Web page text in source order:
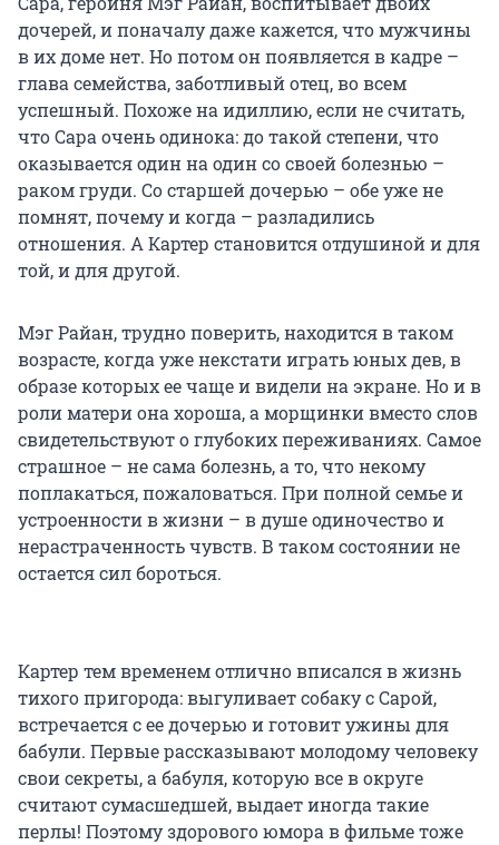
дочерей, и поначалу даже кажется, что мужчины
в их доме нет. Но потом он появляется в кадре –
глава семейства, заботливый отец, во всем
успешный. Похоже на идиллию, если не считать,
что Сара очень одинока: до такой степени, что
оказывается один на один со своей болезнью –
раком груди. Со старшей дочерью – обе уже не
помнят, почему и когда – разладились
отношения. А Картер становится отдушиной и для
той, и для другой.
Мэг Райан, трудно поверить, находится в таком
возрасте, когда уже некстати играть юных дев, в
образе которых ее чаще и видели на экране. Но и в
роли матери она хороша, а морщинки вместо слов
свидетельствуют о глубоких переживаниях. Самое
страшное – не сама болезнь, а то, что некому
поплакаться, пожаловаться. При полной семье и
устроенности в жизни – в душе одиночество и
нерастраченность чувств. В таком состоянии не
остается сил бороться.
Картер тем временем отлично вписался в жизнь
тихого пригорода: выгуливает собаку с Сарой,
встречается с ее дочерью и готовит ужины для
бабули. Первые рассказывают молодому человеку
свои секреты, а бабуля, которую все в округе
считают сумасшедшей, выдает иногда такие
перлы! Поэтому здорового юмора в фильме тоже